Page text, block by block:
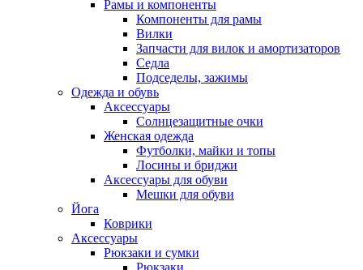
Рамы и компоненты
Компоненты для рамы
Вилки
Запчасти для вилок и амортизаторов
Седла
Подседелы, зажимы
Одежда и обувь
Аксессуары
Солнцезащитные очки
Женская одежда
Футболки, майки и топы
Лосины и бриджи
Аксессуары для обуви
Мешки для обуви
Йога
Коврики
Аксессуары
Рюкзаки и сумки
Рюкзаки